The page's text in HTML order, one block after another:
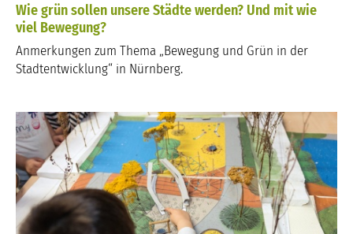
Wie grün sollen unsere Städte werden? Und mit wie
viel Bewegung?
Anmerkungen zum Thema „Bewegung und Grün in der
Stadtentwicklung“ in Nürnberg.